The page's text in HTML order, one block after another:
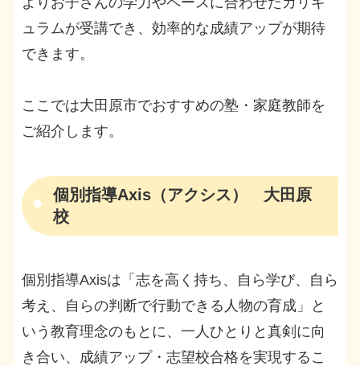
ュラムが受講でき、効率的な成績アップが期待
できます。
ここでは大田原市でおすすめの塾・家庭教師を
ご紹介します。
個別指導Axis（アクシス） 大田原
校
個別指導Axisは「志を高く持ち、自ら学び、自ら
考え、自らの判断で行動できる人物の育成」と
いう教育理念のもとに、一人ひとりと真剣に向
き合い、成績アップ・志望校合格を実現するこ